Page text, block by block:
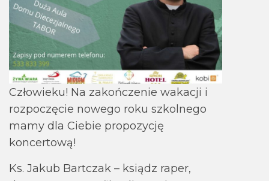
Człowieku! Na zakończenie wakacji i
rozpoczęcie nowego roku szkolnego
mamy dla Ciebie propozycję
koncertową!
Ks. Jakub Bartczak – ksiądz raper,